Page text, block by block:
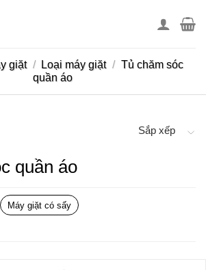
giặt / Loại máy giặt / Tủ chăm sóc
quần áo
Sắp xếp
quần áo
Máy giặt có sấy